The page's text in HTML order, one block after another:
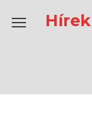
содержанию